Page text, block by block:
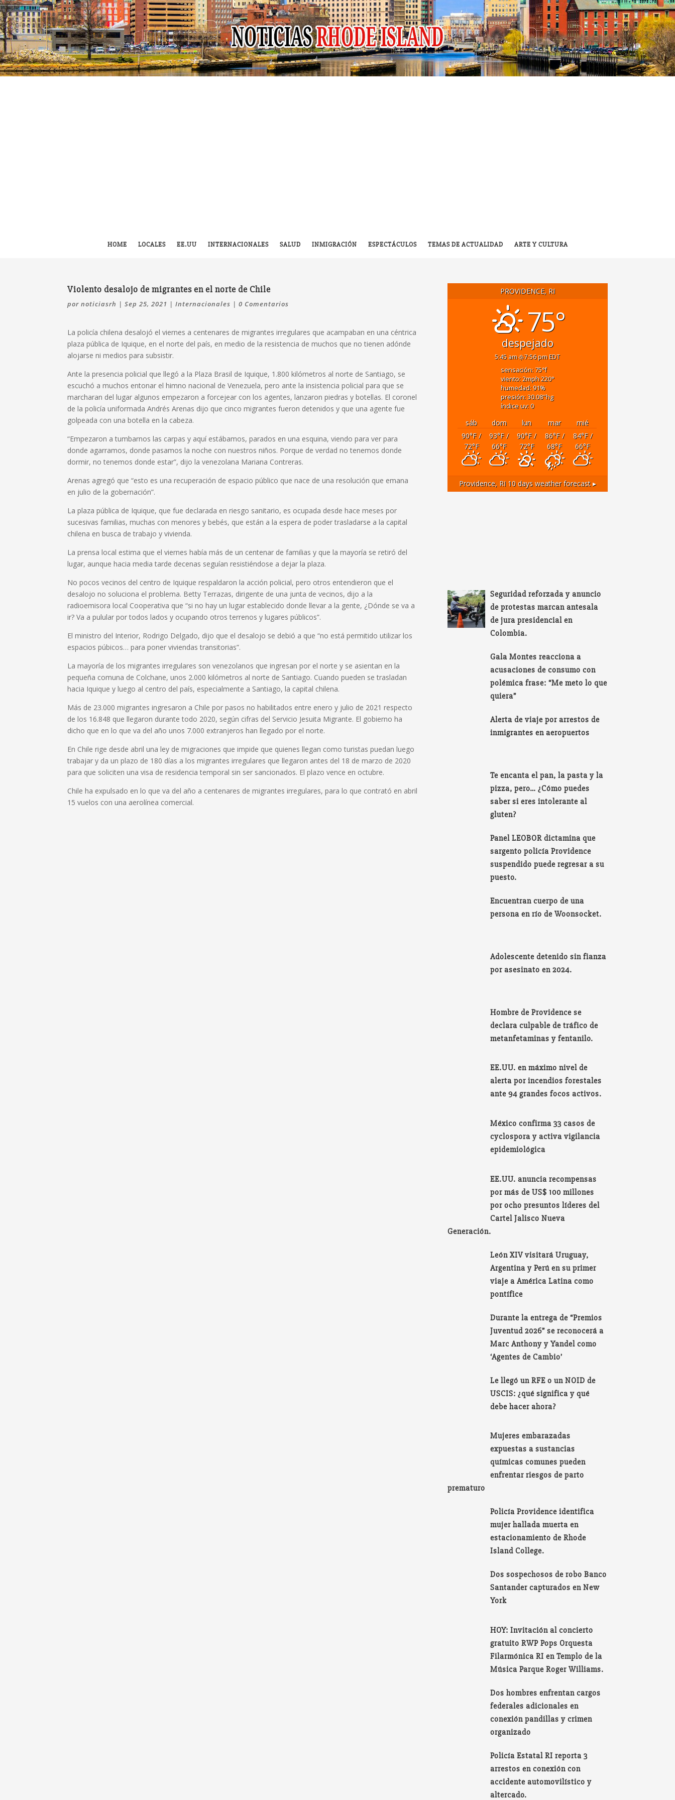
HOME LOCALES EE.UU INTERNACIONALES SALUD INMIGRACIÓN ESPECTÁCULOS TEMAS DE ACTUALIDAD ARTE Y CULTURA
Violento desalojo de migrantes en el norte de Chile
pornoticiasrh |Sep 25, 2021 |Internacionales |0 Comentarios
La policía chilena desalojó el viernes a centenares de migrantes irregulares que acampaban en una céntrica
plaza pública de Iquique, en el norte del país, en medio de la resistencia de muchos que no tienen adónde
alojarse ni medios para subsistir.
Ante la presencia policial que llegó a la Plaza Brasil de Iquique, 1.800 kilómetros al norte de Santiago, se
escuchó a muchos entonar el himno nacional de Venezuela, pero ante la insistencia policial para que se
marcharan del lugar algunos empezaron a forcejear con los agentes, lanzaron piedras y botellas. El coronel
de la policía uniformada Andrés Arenas dijo que cinco migrantes fueron detenidos y que una agente fue
golpeada con una botella en la cabeza.
“Empezaron a tumbarnos las carpas y aquí estábamos, parados en una esquina, viendo para ver para
donde agarramos, donde pasamos la noche con nuestros niños. Porque de verdad no tenemos donde
dormir, no tenemos donde estar”, dijo la venezolana Mariana Contreras.
Arenas agregó que “esto es una recuperación de espacio público que nace de una resolución que emana
en julio de la gobernación”.
La plaza pública de Iquique, que fue declarada en riesgo sanitario, es ocupada desde hace meses por
sucesivas familias, muchas con menores y bebés, que están a la espera de poder trasladarse a la capital
chilena en busca de trabajo y vivienda.
La prensa local estima que el viernes había más de un centenar de familias y que la mayoría se retiró del
lugar, aunque hacia media tarde decenas seguían resistiéndose a dejar la plaza.
No pocos vecinos del centro de Iquique respaldaron la acción policial, pero otros entendieron que el
desalojo no soluciona el problema. Betty Terrazas, dirigente de una junta de vecinos, dijo a la
radioemisora local Cooperativa que “si no hay un lugar establecido donde llevar a la gente, ¿Dónde se va a
ir? Va a pulular por todos lados y ocupando otros terrenos y lugares públicos”.
El ministro del Interior, Rodrigo Delgado, dijo que el desalojo se debió a que “no está permitido utilizar los
espacios púbicos… para poner viviendas transitorias”.
La mayoría de los migrantes irregulares son venezolanos que ingresan por el norte y se asientan en la
pequeña comuna de Colchane, unos 2.000 kilómetros al norte de Santiago. Cuando pueden se trasladan
hacia Iquique y luego al centro del país, especialmente a Santiago, la capital chilena.
Más de 23.000 migrantes ingresaron a Chile por pasos no habilitados entre enero y julio de 2021 respecto
de los 16.848 que llegaron durante todo 2020, según cifras del Servicio Jesuita Migrante. El gobierno ha
dicho que en lo que va del año unos 7.000 extranjeros han llegado por el norte.
En Chile rige desde abril una ley de migraciones que impide que quienes llegan como turistas puedan luego
trabajar y da un plazo de 180 días a los migrantes irregulares que llegaron antes del 18 de marzo de 2020
para que soliciten una visa de residencia temporal sin ser sancionados. El plazo vence en octubre.
Chile ha expulsado en lo que va del año a centenares de migrantes irregulares, para lo que contrató en abril
15 vuelos con una aerolínea comercial.
PROVIDENCE, RI
75°
despejado
5:45 am 7:56 pm EDT
sensación: 75°f
viento: 2mph220°
humedad: 91%
presión: 30.08"hg
índice uv: 0
sáb dom lun mar
mié
90°F/
72°F
93°F/
66°F
90°F/
72°F
86°F/
68°F
84°F/
66°F
Providence, RI10 days weather forecast ▸
Seguridad reforzada y anuncio
de protestas marcan antesala
de jura presidencial en
Colombia.
Gala Montes reacciona a
acusaciones de consumo con
polémica frase: “Me meto lo que
quiera”
Alerta de viaje por arrestos de
inmigrantes en aeropuertos
Te encanta el pan, la pasta y la
pizza, pero… ¿Cómo puedes
saber si eres intolerante al
gluten?
Panel LEOBOR dictamina que
sargento policía Providence
suspendido puede regresar a su
puesto.
Encuentran cuerpo de una
persona en río de Woonsocket.
Adolescente detenido sin fianza
por asesinato en 2024.
Hombre de Providence se
declara culpable de tráfico de
metanfetaminas y fentanilo.
EE.UU. en máximo nivel de
alerta por incendios forestales
ante 94 grandes focos activos.
México confirma 33 casos de
cyclospora y activa vigilancia
epidemiológica
EE.UU. anuncia recompensas
por más de US$ 100 millones
por ocho presuntos líderes del
Cartel Jalisco Nueva
Generación.
León XIV visitará Uruguay,
Argentina y Perú en su primer
viaje a América Latina como
pontífice
Durante la entrega de “Premios
Juventud 2026” se reconocerá a
Marc Anthony y Yandel como
‘Agentes de Cambio’
Le llegó un RFE o un NOID de
USCIS: ¿qué significa y qué
debe hacer ahora?
Mujeres embarazadas
expuestas a sustancias
químicas comunes pueden
enfrentar riesgos de parto
prematuro
Policía Providence identifica
mujer hallada muerta en
estacionamiento de Rhode
Island College.
Dos sospechosos de robo Banco
Santander capturados en New
York
HOY: Invitación al concierto
gratuito RWP Pops Orquesta
Filarmónica RI en Templo de la
Música Parque Roger Williams.
Dos hombres enfrentan cargos
federales adicionales en
conexión pandillas y crimen
organizado
Policía Estatal RI reporta 3
arrestos en conexión con
accidente automovilístico y
altercado.